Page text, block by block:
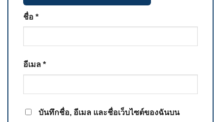
ชื่อ *
อีเมล *
บันทึกชื่อ, อีเมล และชื่อเว็บไซต์ของฉันบน